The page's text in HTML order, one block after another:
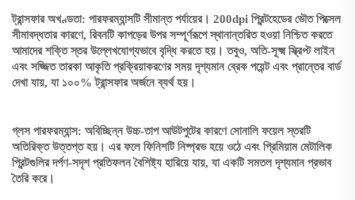
ট্রান্সফার অখণ্ডতা: পারফরম্যান্সটি সীমান্ত পর্যায়ের। 200dpi প্রিন্টহেডের ভৌত পিক্সেল
সীমাবদ্ধতার কারণে, রিবনটি কাপড়ের উপর সম্পূর্ণরূপে স্থানান্তরিত হওয়া নিশ্চিত করতে
আমাদের শক্তি স্তর উল্লেখযোগ্যভাবে বৃদ্ধি করতে হয়। তবুও, অতি-সূক্ষ্ম স্ক্রিপ্ট লাইন
এবং সজ্জিত তারকা আকৃতি প্রক্রিয়াকরণের সময় দৃশ্যমান ব্রেক পয়েন্ট এবং প্রান্তের বার্ড
দেখা যায়, যা ১০০% ট্রান্সফার অর্জনে ব্যর্থ হয়।
গ্লস পারফরম্যান্স: অবিচ্ছিন্ন উচ্চ-তাপ আউটপুটের কারণে সোনালি ফয়েল স্তরটি
অতিরিক্ত উত্তপ্ত হয়। এর ফলে ফিনিশটি নিষ্প্রভ হয়ে ওঠে এবং প্রিমিয়াম মেটালিক
প্রিন্টগুলির দর্পণ-সদৃশ প্রতিফলন বৈশিষ্ট্য হারিয়ে যায়, যা একটি সমতল দৃশ্যমান প্রভাব
তৈরি করে।